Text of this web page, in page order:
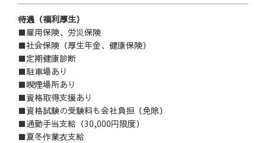
待遇（福利厚生）
■雇用保険、労災保険
■社会保険（厚生年金、健康保険）
■定期健康診断
■駐車場あり
■喫煙場所あり
■資格取得支援あり
■資格試験の受験料も会社負担（免除）
■通勤手当支給（30,000円限度）
■夏冬作業衣支給